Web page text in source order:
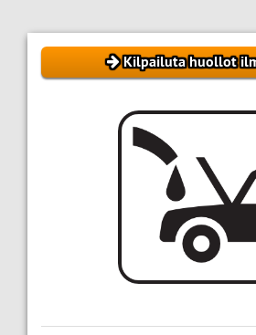
Kilpailuta huollot